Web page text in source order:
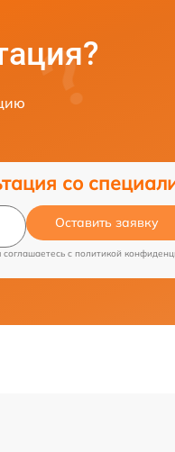
со
Оставить заявку
c политикой